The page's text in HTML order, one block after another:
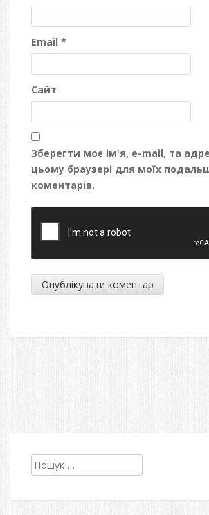
Email *
Сайт
Зберегти моє ім'я, e-mail, та
цьому браузері для моїх
коментарів.
Пошук: